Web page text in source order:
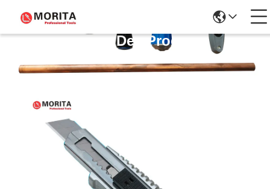
Détails Des Produits